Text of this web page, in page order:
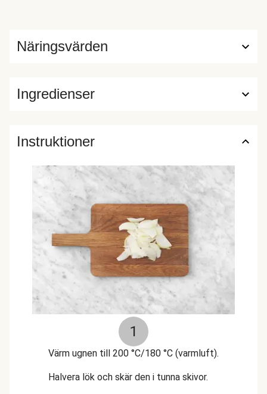
Ingredienser
Näringsvärden
Instruktioner
1
Värm ugnen till 200 °C/180 °C (varmluft).
Halvera lök och skär den i tunna skivor.